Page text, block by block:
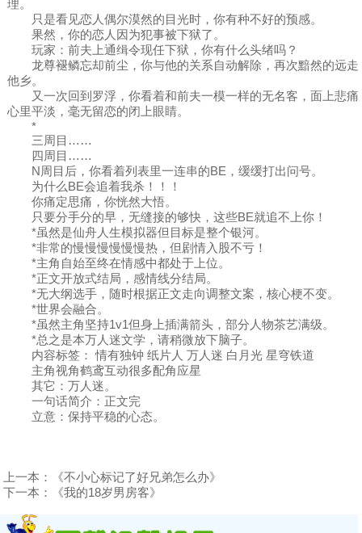
理。
只是看见恋人偶尔漠然的目光时，你有种不好的预感。
果然，你的恋人因为犯事被下狱了。
玩家：前夫上通缉令现任下狱，你有什么头绪吗？
龙尊褪鳞忘却前尘，你与他的关系自动解除，再次黯然的远走
他乡。
又一次回到罗浮，你看着和前夫一模一样的无名客，面上悲痛
心里平淡，毫无留恋的闭上眼睛。
*
三周目……
四周目……
N周目后，你看着列表里一连串的BE，缓缓打出问号。
为什么BE会追着我杀！！！
你痛定思痛，你恍然大悟。
只要分手分的早，无缝接的够快，这些BE就追不上你！
*虽然是仙舟人生模拟器但目标是整个银河。
*非常的慢慢慢慢慢慢热，但剧情入股不亏！
*主角自始至终在情感中都处于上位。
*正文开放式结局，感情线分结局。
*无大纲选手，随时根据正文走向调整文案，核心梗不变。
*世界会融合。
*虽然主角坚持1v1但身上插满箭头，部分人物茶艺满级。
*总之是本万人迷文学，请稍微放下脑子。
内容标签： 情有独钟 纸片人 万人迷 白月光 星穹铁道
主角视角鹤鸢互动很多配角应星
其它：万人迷。
一句话简介：正文完
立意：保持平稳的心态。
上一本：
《不小心标记了好兄弟怎么办》
下一本：
《我的18岁男房客》